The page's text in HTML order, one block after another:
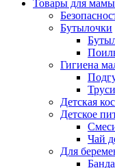
Товары для
Бутылочки
Гигиена
Детская
Детское
Чай
Для